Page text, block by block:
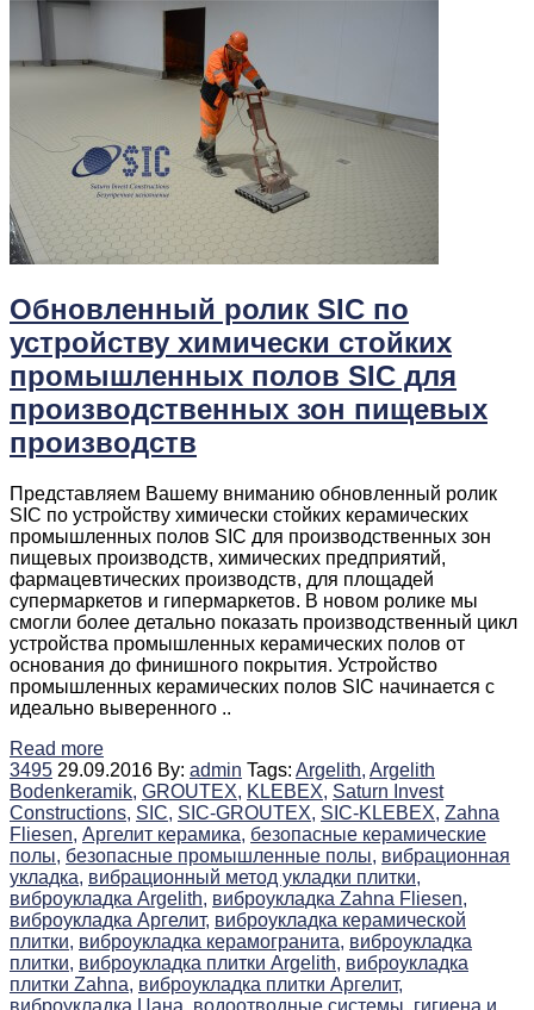
Обновленный ролик SIC по
устройству химически стойких
промышленных полов SIC для
производственных зон пищевых
производств
Представляем Вашему вниманию обновленный ролик
SIC по устройству химически стойких керамических
промышленных полов SIC для производственных зон
пищевых производств, химических предприятий,
фармацевтических производств, для площадей
супермаркетов и гипермаркетов. В новом ролике мы
смогли более детально показать производственный цикл
устройства промышленных керамических полов от
основания до финишного покрытия. Устройство
промышленных керамических полов SIC начинается с
идеально выверенного ..
Read more
3495 29.09.2016 By: admin Tags: Argelith, Argelith
Bodenkeramik, GROUTEX, KLEBEX, Saturn Invest
Constructions, SIC, SIC-GROUTEX, SIC-KLEBEX, Zahna
Fliesen, Аргелит керамика, безопасные керамические
полы, безопасные промышленные полы, вибрационная
укладка, вибрационный метод укладки плитки,
виброукладка Argelith, виброукладка Zahna Fliesen,
виброукладка Аргелит, виброукладка керамической
плитки, виброукладка керамогранита, виброукладка
плитки, виброукладка плитки Argelith, виброукладка
плитки Zahna, виброукладка плитки Аргелит,
виброукладка Цана, водоотводные системы, гигиена и